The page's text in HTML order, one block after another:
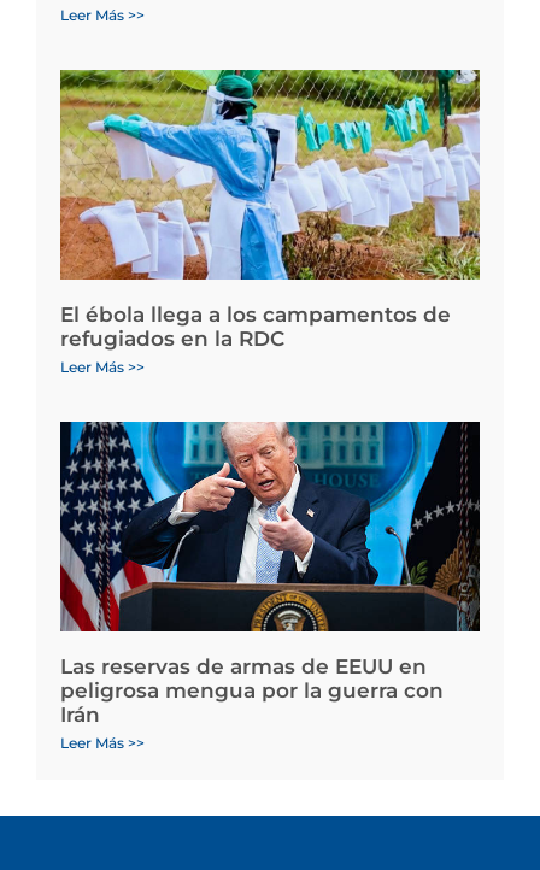
Leer Más >>
El ébola llega a los campamentos de
refugiados en la RDC
Leer Más >>
Las reservas de armas de EEUU en
peligrosa mengua por la guerra con
Irán
Leer Más >>